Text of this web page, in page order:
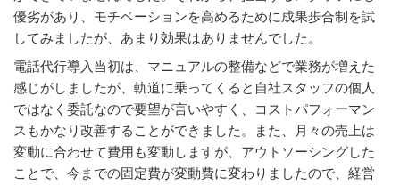
優劣があり、モチベーションを高めるために成果歩合制を試
してみましたが、あまり効果はありませんでした。
電話代行導入当初は、マニュアルの整備などで業務が増えた
感じがしましたが、軌道に乗ってくると自社スタッフの個人
ではなく委託なので要望が言いやすく、コストパフォーマン
スもかなり改善することができました。また、月々の売上は
変動に合わせて費用も変動しますが、アウトソーシングした
ことで、今までの固定費が変動費に変わりましたので、経営